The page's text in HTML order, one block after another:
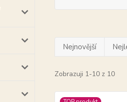
Nejnovější
Zobrazuji 1-10 z 10